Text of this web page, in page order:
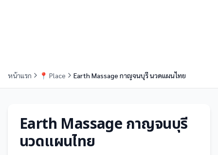
หน้าแรก 📍 Place Earth Massage กาญจนบุรี นวดแผนไทย
Earth Massage กาญจนบุรี
นวดแผนไทย